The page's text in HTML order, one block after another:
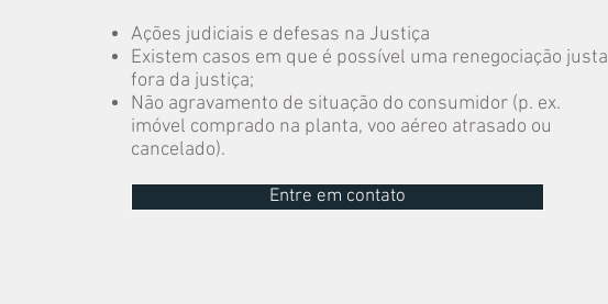
Ações judiciais e defesas na Justiça
Existem casos em que é possível uma renegociação justa
fora da justiça;
Não agravamento de situação do consumidor (p. ex.
imóvel comprado na planta, voo aéreo atrasado ou
cancelado).
Entre em contato